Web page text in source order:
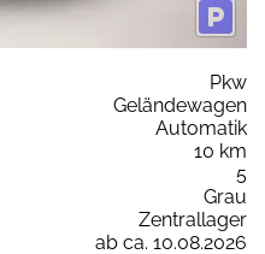
Pkw
Geländewagen
Automatik
10 km
5
Grau
Zentrallager
ab ca. 10.08.2026